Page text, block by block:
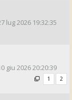
lug 2026 19:32:35
giu 2026 20:20:39
1 2